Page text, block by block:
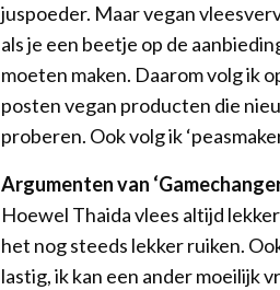
juspoeder. Maar vegan
als je een beetje op de
moeten maken. Daarom volg ik
posten vegan producten die
proberen. Ook volg ik
Argumenten van
Hoewel Thaida vlees altijd
het nog steeds lekker ruiken.
lastig, ik kan een ander moeilijk